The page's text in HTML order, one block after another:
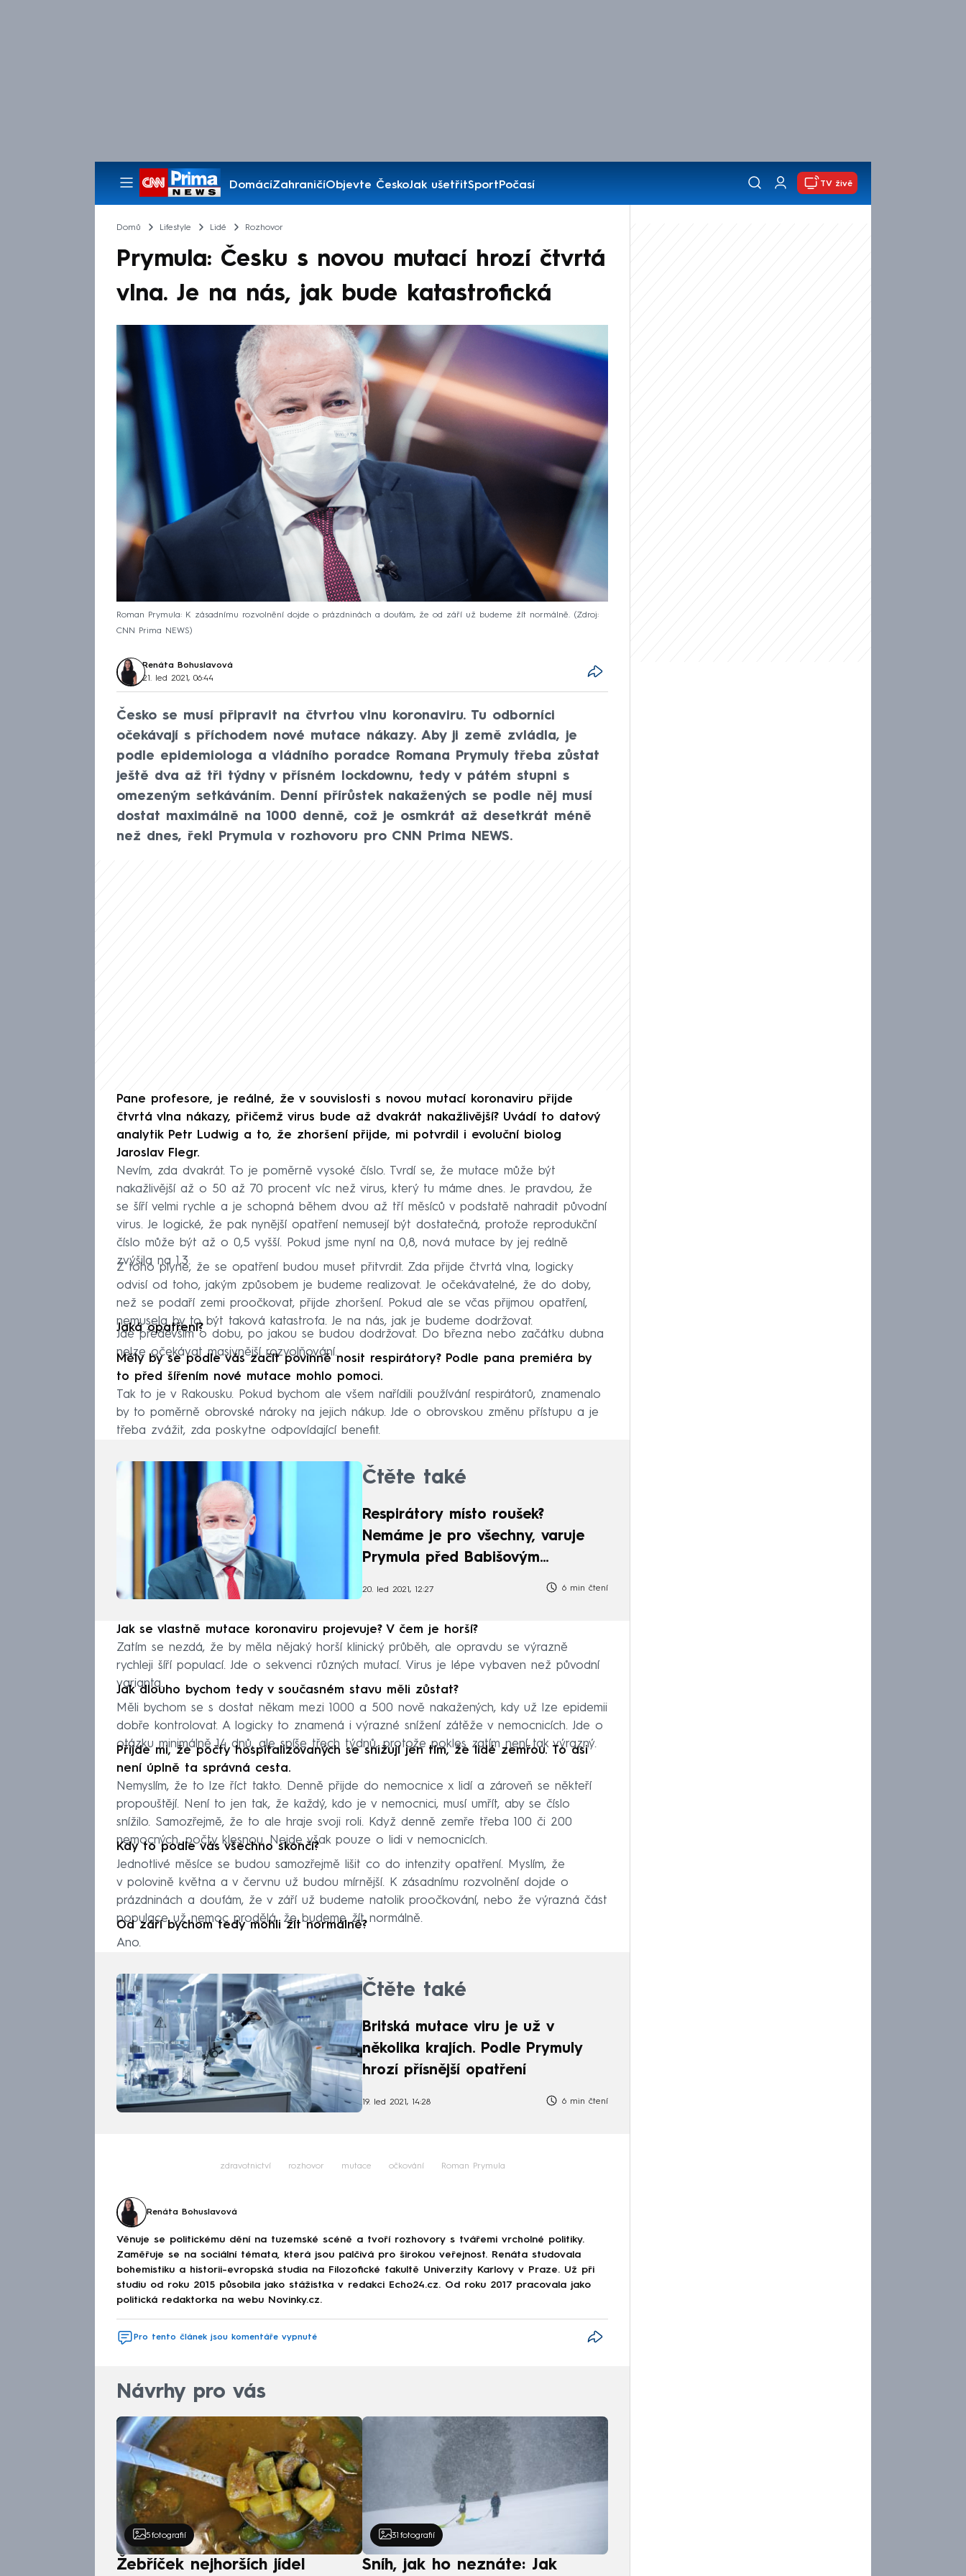
DomácíZahraničíObjevte ČeskoJak ušetřitSportPočasí
Pořady
TV živě
Domů Lifestyle Lidé Rozhovor
Prymula: Česku s novou mutací hrozí čtvrtá
vlna. Je na nás, jak bude katastrofická
Roman Prymula: K zásadnímu rozvolnění dojde o prázdninách a doufám, že od září už budeme žít normálně.
Zdroj:
CNN Prima NEWS
Renáta Bohuslavová
21. led 2021, 06:44
Česko se musí připravit na čtvrtou vlnu koronaviru. Tu odborníci
očekávají s příchodem nové mutace nákazy. Aby ji země zvládla, je
podle epidemiologa a vládního poradce Romana Prymuly třeba zůstat
ještě dva až tři týdny v přísném lockdownu, tedy v pátém stupni s
omezeným setkáváním. Denní přírůstek nakažených se podle něj musí
dostat maximálně na 1000 denně, což je osmkrát až desetkrát méně
než dnes, řekl Prymula v rozhovoru pro CNN Prima NEWS.
Pane profesore, je reálné, že v souvislosti s novou mutací koronaviru přijde
čtvrtá vlna nákazy, přičemž virus bude až dvakrát nakažlivější? Uvádí to datový
analytik Petr Ludwig a to, že zhoršení přijde, mi potvrdil i evoluční biolog
Jaroslav Flegr.
Nevím, zda dvakrát. To je poměrně vysoké číslo. Tvrdí se, že mutace může být
nakažlivější až o 50 až 70 procent víc než virus, který tu máme dnes. Je pravdou, že
se šíří velmi rychle a je schopná během dvou až tří měsíců v podstatě nahradit původní
virus. Je logické, že pak nynější opatření nemusejí být dostatečná, protože reprodukční
číslo může být až o 0,5 vyšší. Pokud jsme nyní na 0,8, nová mutace by jej reálně
zvýšila na 1,3.
Z toho plyne, že se opatření budou muset přitvrdit. Zda přijde čtvrtá vlna, logicky
odvisí od toho, jakým způsobem je budeme realizovat. Je očekávatelné, že do doby,
než se podaří zemi proočkovat, přijde zhoršení. Pokud ale se včas přijmou opatření,
nemusela by to být taková katastrofa. Je na nás, jak je budeme dodržovat.
Jaká opatření?
Jde především o dobu, po jakou se budou dodržovat. Do března nebo začátku dubna
nelze očekávat masivnější rozvolňování.
Měly by se podle vás začít povinně nosit respirátory? Podle pana premiéra by
to před šířením nové mutace mohlo pomoci.
Tak to je v Rakousku. Pokud bychom ale všem nařídili používání respirátorů, znamenalo
by to poměrně obrovské nároky na jejich nákup. Jde o obrovskou změnu přístupu a je
třeba zvážit, zda poskytne odpovídající benefit.
Čtěte také
Respirátory místo roušek?
Nemáme je pro všechny, varuje
Prymula před Babišovým
20. led 2021, 12:27 6 min čtení
Jak se vlastně mutace koronaviru projevuje? V čem je horší?
Zatím se nezdá, že by měla nějaký horší klinický průběh, ale opravdu se výrazně
rychleji šíří populací. Jde o sekvenci různých mutací. Virus je lépe vybaven než původní
varianta.
Jak dlouho bychom tedy v současném stavu měli zůstat?
Měli bychom se s dostat někam mezi 1000 a 500 nově nakažených, kdy už lze epidemii
dobře kontrolovat. A logicky to znamená i výrazné snížení zátěže v nemocnicích. Jde o
otázku minimálně 14 dnů, ale spíše třech týdnů, protože pokles zatím není tak výrazný.
Přijde mi, že počty hospitalizovaných se snižují jen tím, že lidé zemřou. To asi
není úplně ta správná cesta.
Nemyslím, že to lze říct takto. Denně přijde do nemocnice x lidí a zároveň se někteří
propouštějí. Není to jen tak, že každý, kdo je v nemocnici, musí umřít, aby se číslo
snížilo. Samozřejmě, že to ale hraje svoji roli. Když denně zemře třeba 100 či 200
nemocných, počty klesnou. Nejde však pouze o lidi v nemocnicích.
Kdy to podle vás všechno skončí?
Jednotlivé měsíce se budou samozřejmě lišit co do intenzity opatření. Myslím, že
v polovině května a v červnu už budou mírnější. K zásadnímu rozvolnění dojde o
prázdninách a doufám, že v září už budeme natolik proočkování, nebo že výrazná část
populace už nemoc prodělá, že budeme žít normálně.
Od září bychom tedy mohli žít normálně?
Ano.
Čtěte také
Britská mutace viru je už v
několika krajích. Podle Prymuly
hrozí přísnější opatření
19. led 2021, 14:28 6 min čtení
zdravotnictví rozhovor mutace očkování Roman Prymula
Renáta Bohuslavová
Věnuje se politickému dění na tuzemské scéně a tvoří rozhovory s tvářemi vrcholné politiky.
Zaměřuje se na sociální témata, která jsou palčivá pro širokou veřejnost. Renáta studovala
bohemistiku a historii-evropská studia na Filozofické fakultě Univerzity Karlovy v Praze. Už při
studiu od roku 2015 působila jako stážistka v redakci Echo24.cz. Od roku 2017 pracovala jako
politická redaktorka na webu Novinky.cz.
Pro tento článek jsou komentáře vypnuté
Návrhy pro vás
5 fotografií
Žebříček nejhorších jídel
31 fotografií
Sníh, jak ho neznáte: Jak